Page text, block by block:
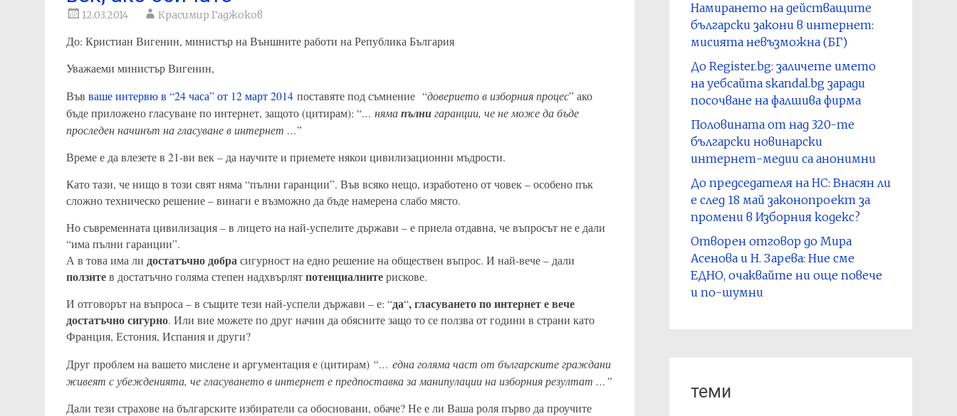
12.03.2014 Красимир Гаджоков
До: Кристиан Вигенин, министър на Външните работи на Република България
Уважаеми министър Вигенин,
Във ваше интервю в “24 часа” от 12 март 2014 поставяте под съмнение “доверието в изборния процес” ако
бъде приложено гласуване по интернет, защото (цитирам): “… нямапълнигаранции, че не може да бъде
проследен начинът на гласуване в интернет …”
Време е да влезете в 21-ви век – да научите и приемете някои цивилизационни мъдрости.
Като тази, че нищо в този свят няма “пълни гаранции”. Във всяко нещо, изработено от човек – особено пък
сложно техническо решение – винаги е възможно да бъде намерена слабо място.
Но съвременната цивилизация – в лицето на най-успелите държави – е приела отдавна, че въпросът не е дали
“има пълни гаранции”.
А в това има ли достатъчно добра сигурност на едно решение на обществен въпрос. И най-вече – дали
ползите в достатъчно голяма степен надхвърлят потенциалните рискове.
И отговорът на въпроса – в същите тези най-успели държави – е: “да“, гласуването по интернет е вече
достатъчно сигурно. Или вие можете по друг начин да обясните защо то се ползва от години в страни като
Франция, Естония, Испания и други?
Друг проблем на вашето мислене и аргументация е (цитирам) “… една голяма част от българските граждани
живеят с убежденията, че гласуването в интернет е предпоставка за манипулации на изборния резултат …”
Дали тези страхове на българските избиратели са обосновани, обаче? Не е ли Ваша роля първо да проучите
Намирането на действащите
български закони в интернет:
мисията невъзможна (БГ)
До Register.bg: заличете името
на уебсайта skandal.bg заради
посочване на фалшива фирма
Половината от над 320-те
български новинарски
интернет-медии са анонимни
До председателя на НС: Внасян ли
е след 18 май законопроект за
промени в Изборния кодекс?
Отворен отговор до Мира
Асенова и Н. Зарева: Ние сме
ЕДНО, очаквайте ни още повече
и по-шумни
теми